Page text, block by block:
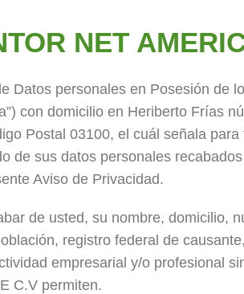
NET
personales en Posesión de
con domicilio en Heriberto Frías
Postal 03100, el cuál señala
de sus datos personales
Aviso de Privacidad.
de usted, su nombre, domicilio,
registro federal de
empresarial y/o profesional
C.V permiten.